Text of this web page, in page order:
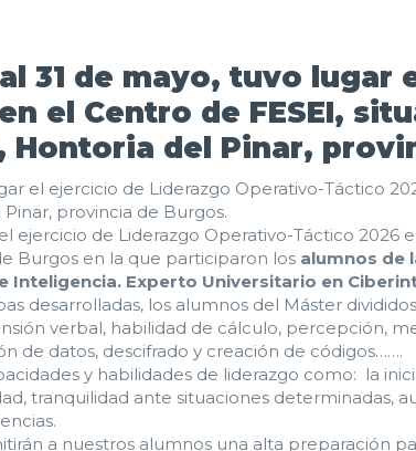
31 de mayo, tuvo
el Centro de FESEI,
Hontoria del Pinar,
el ejercicio de Liderazgo Operativo-Táctico
provincia de Burgos.
ejercicio de Liderazgo Operativo-Táctico 2026
Burgos en la que participaron los alumnos de
Inteligencia. Experto Universitario en
desarrolladas, los alumnos del Máster
verbal, habilidad de cálculo, percepción,
de datos, descifrado y creación de códigos…….
y habilidades de liderazgo como: la
tranquilidad ante situaciones determinadas,
a nuestros alumnos una alta preparación